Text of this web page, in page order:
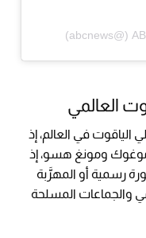
إلى 90% من إجمالي الياقوت في العالم، إذ
ومونغ هسو، إذ
رسمية أو المهرَّبة
والجماعات المسلحة